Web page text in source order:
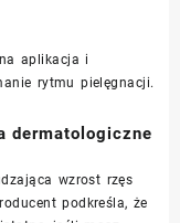
aplikacja i
rytmu pielęgnacji.
dermatologiczne
wzrost rzęs
podkreśla, że